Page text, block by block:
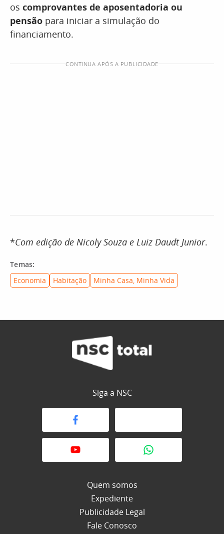
os comprovantes de aposentadoria ou
pensão para iniciar a simulação do
financiamento.
CONTINUA APÓS A PUBLICIDADE
*Com edição de Nicoly Souza e Luiz Daudt Junior.
Temas:
Economia
Habitação Minha Casa, Minha Vida
Siga a NSC
Quem somos
Expediente
Publicidade Legal
Fale Conosco